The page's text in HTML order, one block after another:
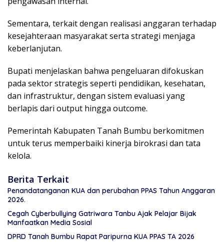
Sementara, terkait dengan realisasi anggaran terhadap
kesejahteraan masyarakat serta strategi menjaga
keberlanjutan.
Bupati menjelaskan bahwa pengeluaran difokuskan
pada sektor strategis seperti pendidikan, kesehatan,
dan infrastruktur, dengan sistem evaluasi yang
berlapis dari output hingga outcome.
Pemerintah Kabupaten Tanah Bumbu berkomitmen
untuk terus memperbaiki kinerja birokrasi dan tata
kelola.
Berita Terkait
Penandatanganan KUA dan perubahan PPAS Tahun Anggaran
2026.
Cegah Cyberbullying Gatriwara Tanbu Ajak Pelajar Bijak
Manfaatkan Media Sosial
DPRD Tanah Bumbu Rapat Paripurna KUA PPAS TA 2026